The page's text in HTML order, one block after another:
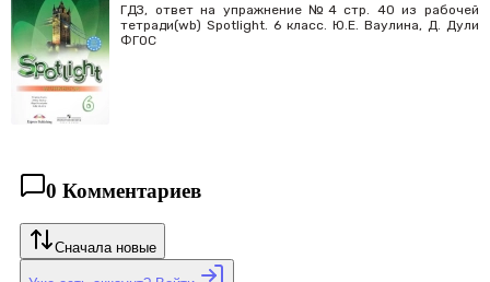
ГДЗ, ответ на упражнение №4 стр. 40 из рабочей
тетради(wb) Spotlight. 6 класс. Ю.Е. Ваулина, Д. Дули
ФГОС